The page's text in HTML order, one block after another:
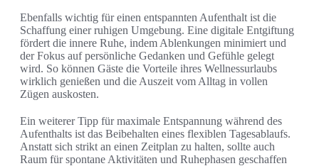
Ebenfalls wichtig für einen entspannten Aufenthalt ist die
Schaffung einer ruhigen Umgebung. Eine digitale Entgiftung
fördert die innere Ruhe, indem Ablenkungen minimiert und
der Fokus auf persönliche Gedanken und Gefühle gelegt
wird. So können Gäste die Vorteile ihres Wellnessurlaubs
wirklich genießen und die Auszeit vom Alltag in vollen
Zügen auskosten.
Ein weiterer Tipp für maximale Entspannung während des
Aufenthalts ist das Beibehalten eines flexiblen Tagesablaufs.
Anstatt sich strikt an einen Zeitplan zu halten, sollte auch
Raum für spontane Aktivitäten und Ruhephasen geschaffen